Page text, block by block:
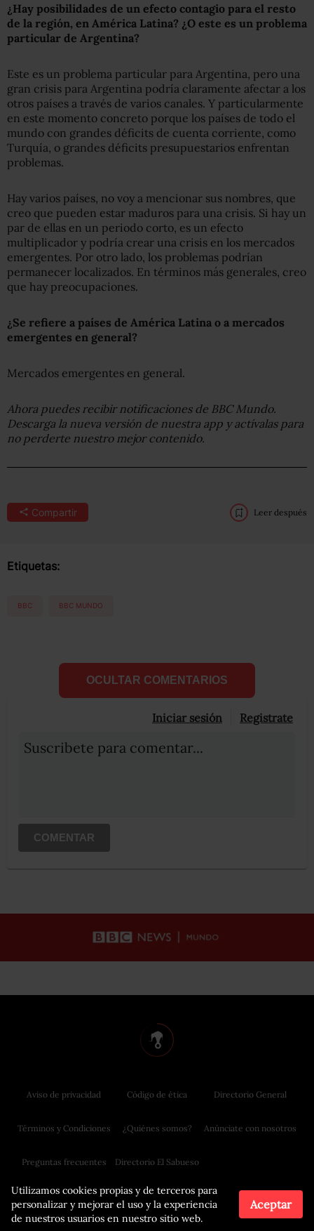
¿Hay posibilidades de un efecto contagio para el resto
de la región, en América Latina? ¿O este es un problema
particular de Argentina?
Este es un problema particular para Argentina, pero una
gran crisis para Argentina podría claramente afectar a los
otros países a través de varios canales. Y particularmente
en este momento concreto porque los países de todo el
mundo con grandes déficits de cuenta corriente, como
Turquía, o grandes déficits presupuestarios enfrentan
problemas.
Hay varios países, no voy a mencionar sus nombres, que
creo que pueden estar maduros para una crisis. Si hay un
par de ellas en un periodo corto, es un efecto
multiplicador y podría crear una crisis en los mercados
emergentes. Por otro lado, los problemas podrían
permanecer localizados. En términos más generales, creo
que hay preocupaciones.
¿Se refiere a países de América Latina o a mercados
emergentes en general?
Mercados emergentes en general.
Ahora puedes recibir notificaciones de BBC Mundo.
Descarga la nueva versión de nuestra app y actívalas para
no perderte nuestro mejor contenido.
Compartir Leer después
Etiquetas:
BBC BBC MUNDO
OCULTAR COMENTARIOS
Iniciar sesión Registrate
Suscribete para comentar...
COMENTAR
Utilizamos cookies propias y de terceros para
personalizar y mejorar el uso y la experiencia
de nuestros usuarios en nuestro sitio web.
Aceptar
Aviso de privacidad
Términos y Condiciones
Preguntas frecuentes
Código de ética
¿Quiénes somos?
Directorio El Sabueso
Directorio General
Anúnciate con nosotros